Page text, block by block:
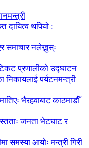
दायित्व थपियो :
समाचार नलेख्नुस्ः
टिकट प्रणालीको उद्घाटन
निकायलाई पर्यटनमन्त्री
भैरहवाबाट काठमाडौँ
जनता भेटघाट र
समस्या आयोः मन्त्री गिरी